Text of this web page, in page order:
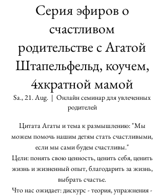
Серия эфиров о
счастливом
родительстве с Агатой
Штапельфельд, коучем,
4хкратной мамой
Sa., 21. Aug.
  |
Онлайн семинар для увлеченных
родителей
Цитата Агаты и тема к размышлению: "Мы
можем помочь нашим детям стать счастливыми,
если мы сами будем счастливы."
Цели: понять свою ценность, ценить себя, ценить
жизнь и жизненный опыт, благодарить за жизнь,
выбрать счастье.
Что нас ожидает: дискурс - теория, упражнения -